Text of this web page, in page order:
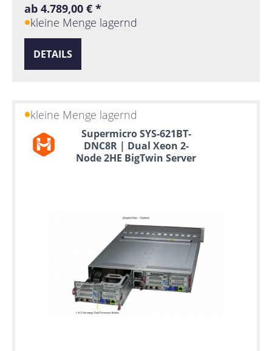
ab 4.789,00 € *
kleine Menge lagernd
DETAILS
kleine Menge lagernd
Supermicro SYS-621BT-
DNC8R | Dual Xeon 2-
Node 2HE BigTwin Server